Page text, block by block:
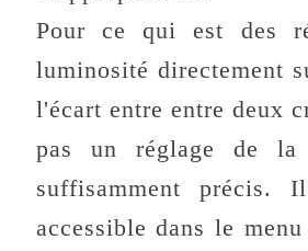
Pour ce qui est des
luminosité directement
l'écart entre entre deux
pas un réglage de la
suffisamment précis.
accessible dans le